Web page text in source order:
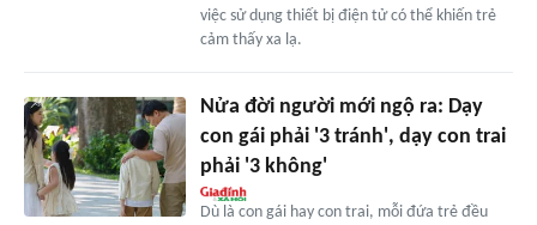
việc sử dụng thiết bị điện tử có thể khiến trẻ
cảm thấy xa lạ.
Nửa đời người mới ngộ ra: Dạy
con gái phải '3 tránh', dạy con trai
phải '3 không'
Dù là con gái hay con trai, mỗi đứa trẻ đều